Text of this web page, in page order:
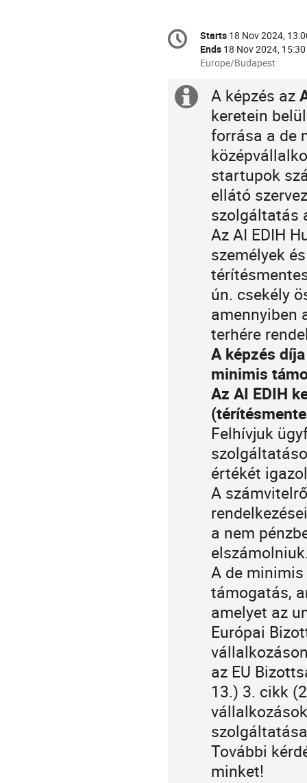
Conference
information
Date/Time
Starts 18 Nov 2024,
Ends 18 Nov 2024, 15:30
All
Europe/Budapest
Europe/Budapest
Extra
information
A képzés az
keretein
forrása a de
startupok
ellátó
szolgáltatás
Az AI EDIH
személyek
ún. csekély
amennyiben
terhére
A képzés
minimis
Az AI EDIH
Felhívjuk
értékét
A
a nem
A de
támogatás,
amelyet az
Európai
az EU
13.) 3. cikk
További
minket!